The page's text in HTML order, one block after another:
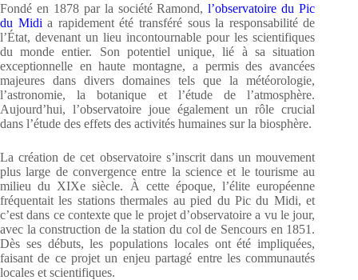
Fondé en 1878 par la société Ramond,l’observatoire du Pic
du Midi a rapidement été transféré sous la responsabilité de
l’État, devenant un lieu incontournable pour les scientifiques
du monde entier. Son potentiel unique, lié à sa situation
exceptionnelle en haute montagne, a permis des avancées
majeures dans divers domaines tels que la météorologie,
l’astronomie, la botanique et l’étude de l’atmosphère.
Aujourd’hui, l’observatoire joue également un rôle crucial
dans l’étude des effets des activités humaines sur la biosphère.
La création de cet observatoire s’inscrit dans un mouvement
plus large de convergence entre la science et le tourisme au
milieu du XIXe siècle. À cette époque, l’élite européenne
fréquentait les stations thermales au pied du Pic du Midi, et
c’est dans ce contexte que le projet d’observatoire a vu le jour,
avec la construction de la station du col de Sencours en 1851.
Dès ses débuts, les populations locales ont été impliquées,
faisant de ce projet un enjeu partagé entre les communautés
locales et scientifiques.